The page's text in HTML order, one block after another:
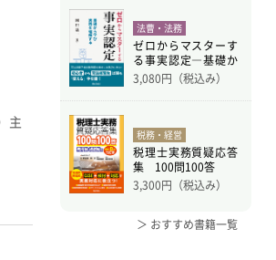
主
法曹・法務
ゼロからマスターす
る事実認定―基礎か
ら学
3,080円（税込み）
税務・経営
税理士実務質疑応答
集 100問100答
3,300円（税込み）
＞ おすすめ書籍一覧